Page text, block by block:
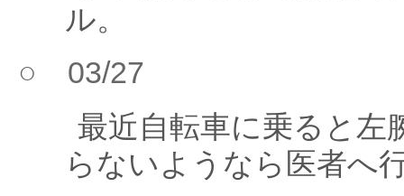
ル。
○ 03/27
最近自転車に乗ると左
らないようなら医者へ